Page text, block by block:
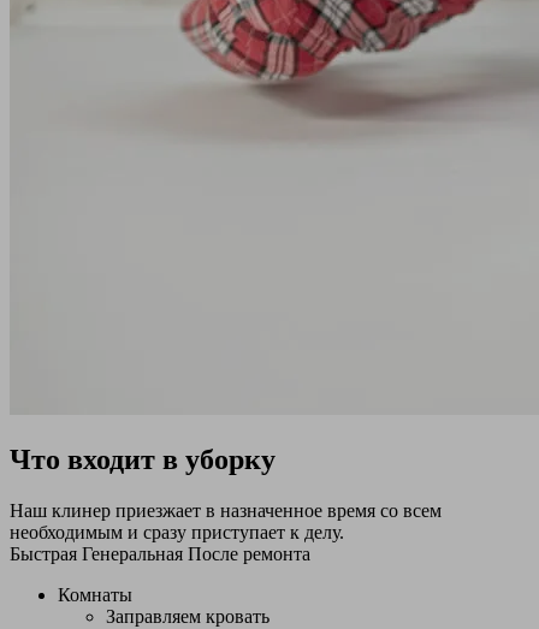
Что входит в уборку
Наш клинер приезжает в назначенное время со всем
необходимым и сразу приступает к делу.
Быстрая Генеральная После ремонта
Комнаты
Заправляем кровать